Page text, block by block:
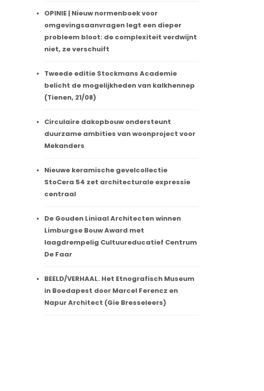
OPINIE | Nieuw normenboek voor
omgevingsaanvragen legt een dieper
probleem bloot: de complexiteit verdwijnt
niet, ze verschuift
Tweede editie Stockmans Academie
belicht de mogelijkheden van kalkhennep
(Tienen, 21/08)
Circulaire dakopbouw ondersteunt
duurzame ambities van woonproject voor
Mekanders
Nieuwe keramische gevelcollectie
StoCera 54 zet architecturale expressie
centraal
De Gouden Liniaal Architecten winnen
Limburgse Bouw Award met
laagdrempelig Cultuureducatief Centrum
De Faar
BEELD/VERHAAL. Het Etnografisch Museum
in Boedapest door Marcel Ferencz en
Napur Architect (Gie Bresseleers)